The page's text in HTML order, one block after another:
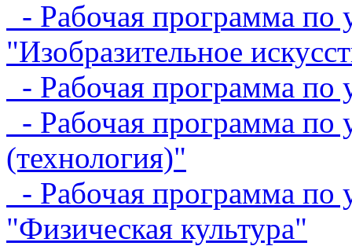
- Рабочая программа по
"Изобразительное
- Рабочая программа
- Рабочая программа по
(технология)"
- Рабочая программа по
"Физическая культура"